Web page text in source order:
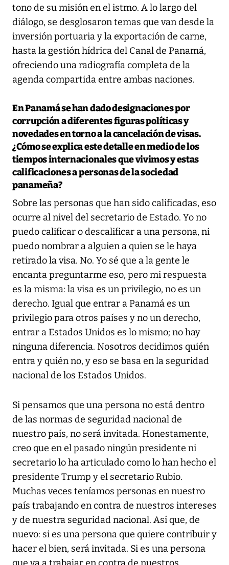
tono de su misión en el istmo. A lo largo del
diálogo, se desglosaron temas que van desde la
inversión portuaria y la exportación de carne,
hasta la gestión hídrica del Canal de Panamá,
ofreciendo una radiografía completa de la
agenda compartida entre ambas naciones.
En Panamá se han dado designaciones por
corrupción a diferentes figuras políticas y
novedades en torno a la cancelación de visas.
¿Cómo se explica este detalle en medio de los
tiempos internacionales que vivimos y estas
calificaciones a personas de la sociedad
panameña?
Sobre las personas que han sido calificadas, eso
ocurre al nivel del secretario de Estado. Yo no
puedo calificar o descalificar a una persona, ni
puedo nombrar a alguien a quien se le haya
retirado la visa. No. Yo sé que a la gente le
encanta preguntarme eso, pero mi respuesta
es la misma: la visa es un privilegio, no es un
derecho. Igual que entrar a Panamá es un
privilegio para otros países y no un derecho,
entrar a Estados Unidos es lo mismo; no hay
ninguna diferencia. Nosotros decidimos quién
entra y quién no, y eso se basa en la seguridad
nacional de los Estados Unidos.
Si pensamos que una persona no está dentro
de las normas de seguridad nacional de
nuestro país, no será invitada. Honestamente,
creo que en el pasado ningún presidente ni
secretario lo ha articulado como lo han hecho el
presidente Trump y el secretario Rubio.
Muchas veces teníamos personas en nuestro
país trabajando en contra de nuestros intereses
y de nuestra seguridad nacional. Así que, de
nuevo: si es una persona que quiere contribuir y
hacer el bien, será invitada. Si es una persona